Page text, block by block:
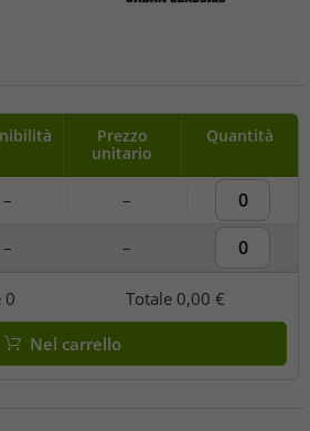
Prezzo
unitario
Quantità
– –
– –
0 Totale 0,00 €
Nel carrello